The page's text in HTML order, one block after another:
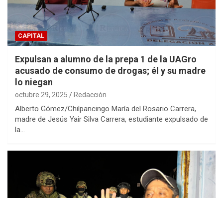
CAPITAL
Expulsan a alumno de la prepa 1 de la UAGro
acusado de consumo de drogas; él y su madre
lo niegan
octubre 29, 2025 Redacción
Alberto Gómez/Chilpancingo María del Rosario Carrera,
madre de Jesús Yair Silva Carrera, estudiante expulsado de
la…